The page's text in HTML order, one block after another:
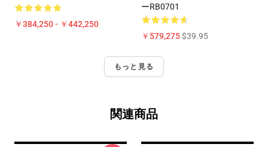
￥384,250 - ￥442,250
ーRB0701
￥579,275$39.95
もっと見る
関連商品